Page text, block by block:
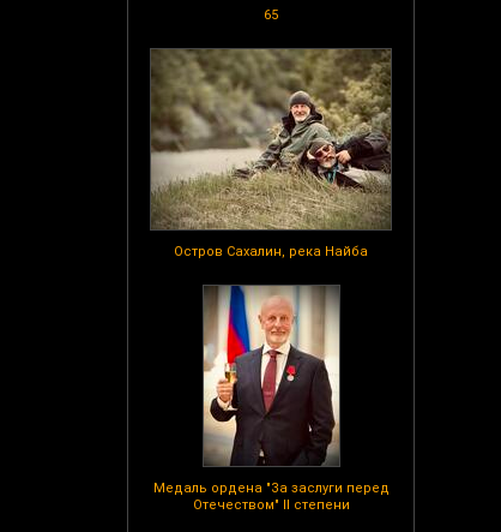
65
Остров Сахалин, река Найба
Медаль ордена "За заслуги перед
Отечеством" II степени